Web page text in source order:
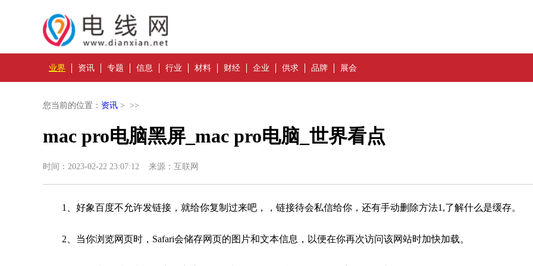
业界 资讯 专题 信息 行业 材料 财经 企业 供求 品牌 展会
您当前的位置： 资讯 > >>
mac pro电脑黑屏_mac pro电脑_世界看点
时间：2023-02-22 23:07:12 来源：互联网
1、好象百度不允许发链接，就给你复制过来吧，，链接待会私信给你，还有手动删除方法1,了解什么是缓存。
2、当你浏览网页时，Safari会储存网页的图片和文本信息，以便在你再次访问该网站时加快加载。